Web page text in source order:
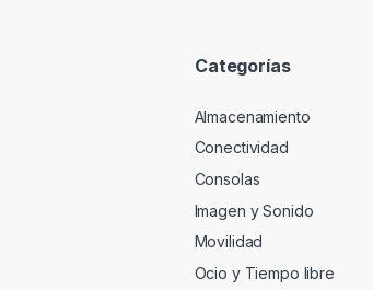
Categorías
Almacenamiento
Conectividad
Consolas
Imagen y Sonido
Movilidad
Ocio y Tiempo libre